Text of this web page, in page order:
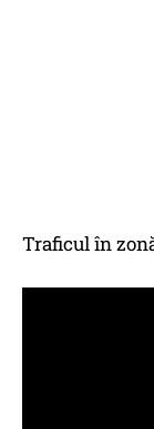
Traficul în